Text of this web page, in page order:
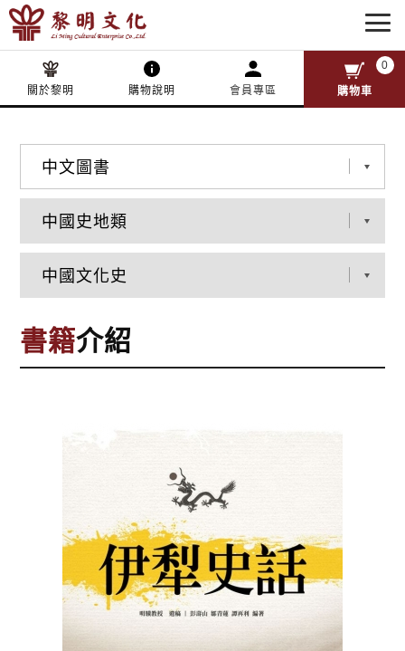
關於黎明 購物說明 會員專區
0
購物車
書籍介紹